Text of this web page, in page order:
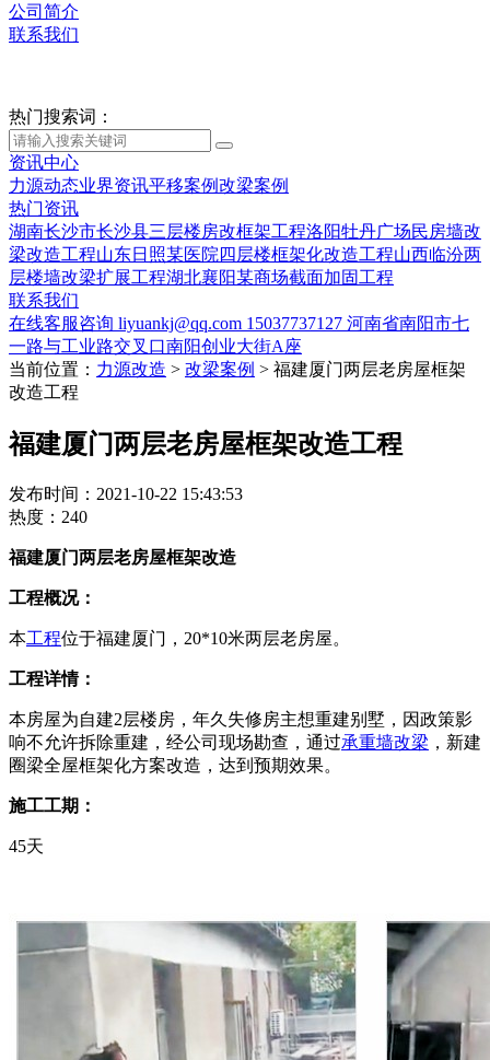
公司简介
联系我们
热门搜索词：
资讯中心
力源动态业界资讯平移案例改梁案例
热门资讯
湖南长沙市长沙县三层楼房改框架工程洛阳牡丹广场民房墙改
梁改造工程山东日照某医院四层楼框架化改造工程山西临汾两
层楼墙改梁扩展工程湖北襄阳某商场截面加固工程
联系我们
在线客服咨询 liyuankj@qq.com 15037737127 河南省南阳市七
一路与工业路交叉口南阳创业大街A座
当前位置： 力源改造 > 改梁案例 > 福建厦门两层老房屋框架
改造工程
福建厦门两层老房屋框架改造工程
发布时间：2021-10-22 15:43:53
热度：240
福建厦门两层老房屋框架改造
工程概况：
本工程位于福建厦门，20*10米两层老房屋。
工程详情：
本房屋为自建2层楼房，年久失修房主想重建别墅，因政策影
响不允许拆除重建，经公司现场勘查，通过承重墙改梁 ，新建
圈梁全屋框架化方案改造，达到预期效果。
施工工期：
45天